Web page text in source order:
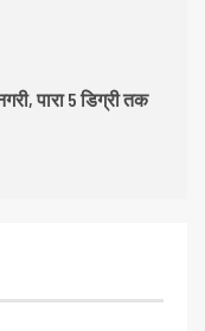
पारा 5 डिग्री तक